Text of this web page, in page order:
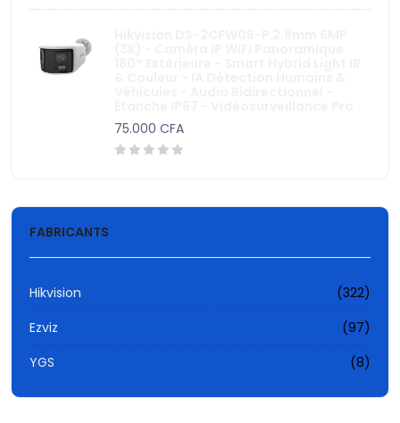
75.000 CFA
FABRICANTS
Hikvision
(322)
Ezviz
(97)
YGS
(8)